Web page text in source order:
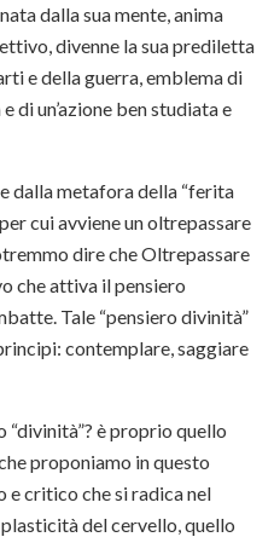
dalla sua mente, anima
divenne la sua prediletta
e della guerra, emblema di
di un’azione ben studiata e
dalla metafora della “ferita
cui avviene un oltrepassare
dire che Oltrepassare
che attiva il pensiero
Tale “pensiero divinità”
contemplare, saggiare
“divinità”? è proprio quello
proponiamo in questo
critico che si radica nel
del cervello, quello